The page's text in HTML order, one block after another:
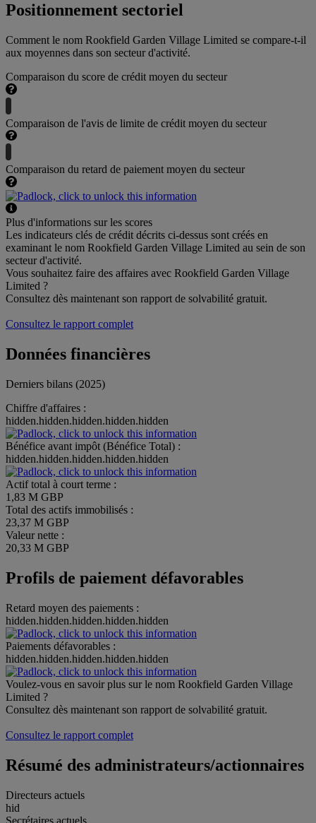
Positionnement sectoriel
Comment le nom Rookfield Garden Village Limited se compare-t-il
aux moyennes dans son secteur d'activité.
Comparaison du score de crédit moyen du secteur
Comparaison de l'avis de limite de crédit moyen du secteur
Comparaison du retard de paiement moyen du secteur
Plus d'informations sur les scores
Les indicateurs clés de crédit décrits ci-dessus sont créés en
examinant le nom Rookfield Garden Village Limited au sein de son
secteur d'activité.
Vous souhaitez faire des affaires avec Rookfield Garden Village
Limited ?
Consultez dès maintenant son rapport de solvabilité gratuit.
Consultez le rapport complet
Données financières
Derniers bilans (2025)
Chiffre d'affaires :
hidden.hidden.hidden.hidden.hidden
Bénéfice avant impôt (Bénéfice Total) :
hidden.hidden.hidden.hidden.hidden
Actif total à court terme :
1,83 M GBP
Total des actifs immobilisés :
23,37 M GBP
Valeur nette :
20,33 M GBP
Profils de paiement défavorables
Retard moyen des paiements :
hidden.hidden.hidden.hidden.hidden
Paiements défavorables :
hidden.hidden.hidden.hidden.hidden
Voulez-vous en savoir plus sur le nom Rookfield Garden Village
Limited ?
Consultez dès maintenant son rapport de solvabilité gratuit.
Consultez le rapport complet
Résumé des administrateurs/actionnaires
Directeurs actuels
hid
Secrétaires actuels